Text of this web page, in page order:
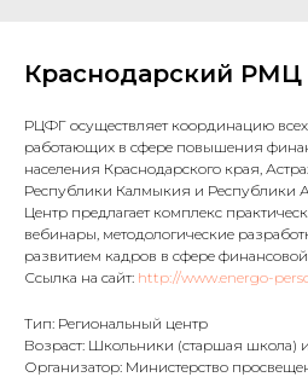
Краснодарский РМЦ
РЦФГ осуществляет координацию всех
работающих в сфере повышения
населения Краснодарского края,
Республики Калмыкия и Республики
Центр предлагает комплекс
вебинары, методологические
развитием кадров в сфере финансовой
Ссылка на сайт: http://www.energo-
Тип: Региональный центр
Возраст: Школьники (старшая школа) и
Организатор: Министерство